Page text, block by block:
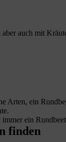
auch mit
Arten, ein
ein
finden